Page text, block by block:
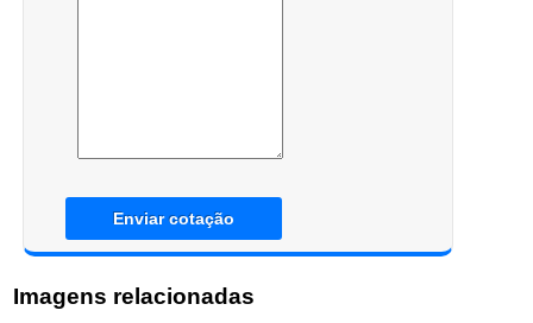
Enviar cotação
Imagens relacionadas